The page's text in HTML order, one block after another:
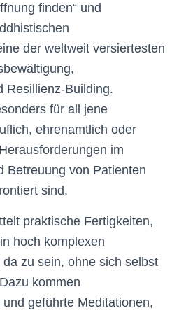
finden“ und
der weltweit versiertesten
Resillienz-Building.
für all jene
ehrenamtlich oder
im
Betreuung von Patienten
sind.
praktische Fertigkeiten,
hoch komplexen
zu sein, ohne sich selbst
kommen
geführte Meditationen,